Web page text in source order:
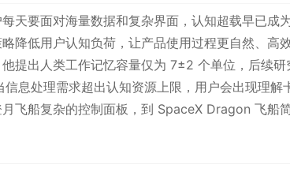
天要面对海量数据和复杂界面，认知超载早已成
降低用户认知负荷，让产品使用过程更自然、高
提出人类工作记忆容量仅为 7±2 个单位，后续
息处理需求超出认知资源上限，用户会出现理解
飞船复杂的控制面板，到 SpaceX Dragon 飞船
管控的绝佳例证 —— 降低不必要的认知消耗，才